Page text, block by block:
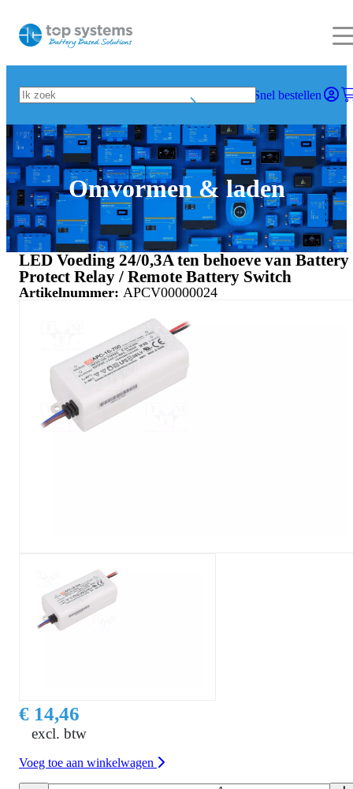
Snel bestellen
Omvormen & laden
LED Voeding 24/0,3A ten behoeve van Battery
Protect Relay / Remote Battery Switch
Artikelnummer: APCV00000024
€ 14,46
excl. btw
Voeg toe aan winkelwagen